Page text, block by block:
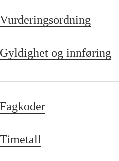
Vurderingsordning
Gyldighet og innføring
Fagkoder
Timetall